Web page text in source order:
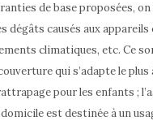
de base proposées,
dégâts causés aux
climatiques, etc. Ce
qui s’adapte le
pour les enfants ;
est destinée à un